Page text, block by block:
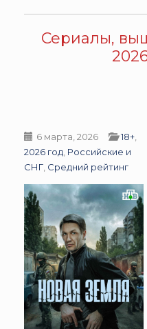
Сериалы,
6 марта, 2026 18+
2026 год Российские и
СНГ Средний рейтинг